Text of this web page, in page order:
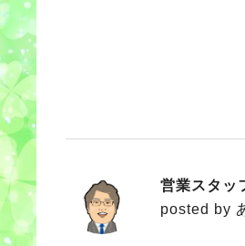
あずま
営業スタッ
posted by